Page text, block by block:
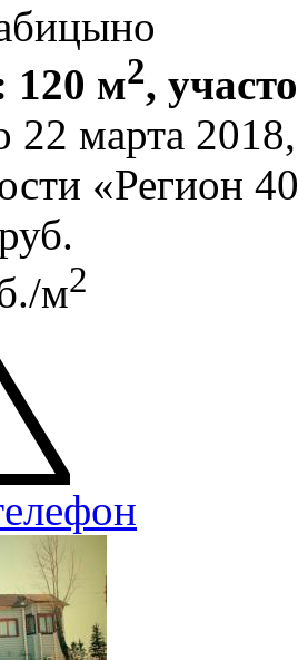
120 м2,
22 марта
«Регион
м2